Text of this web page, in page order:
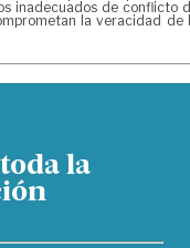
inadecuados de conflicto
la veracidad de
la